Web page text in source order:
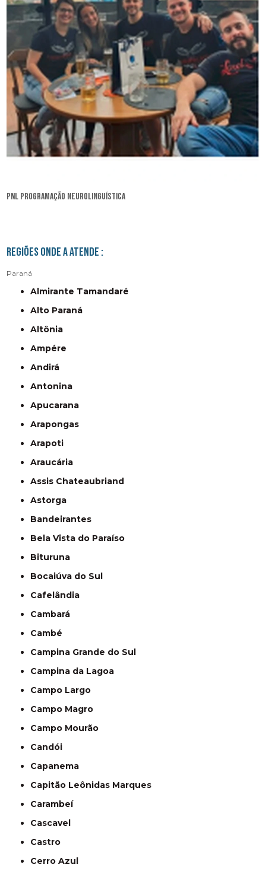
pnl programação neurolinguística
Regiões onde a atende :
Paraná
Almirante Tamandaré
Alto Paraná
Altônia
Ampére
Andirá
Antonina
Apucarana
Arapongas
Arapoti
Araucária
Assis Chateaubriand
Astorga
Bandeirantes
Bela Vista do Paraíso
Bituruna
Bocaiúva do Sul
Cafelândia
Cambará
Cambé
Campina Grande do Sul
Campina da Lagoa
Campo Largo
Campo Magro
Campo Mourão
Candói
Capanema
Capitão Leônidas Marques
Carambeí
Cascavel
Castro
Cerro Azul